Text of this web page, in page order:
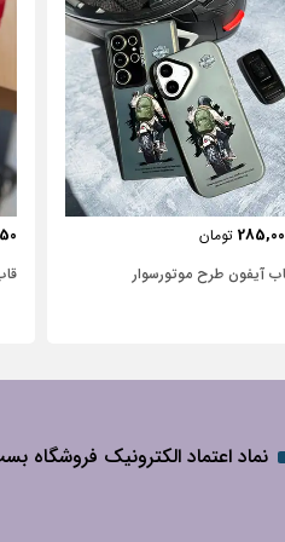
تومان
آیفون چرمی طرح مار
نماد اعتماد الکترونیک فروشگاه